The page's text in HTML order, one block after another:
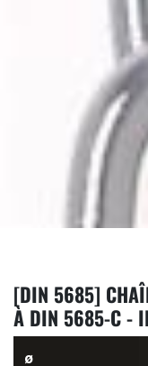
[DIN 5685]
À DIN 5685-C -
ø